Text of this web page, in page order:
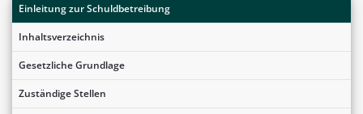
Einleitung zur Schuldbetreibung
Inhaltsverzeichnis
Gesetzliche Grundlage
Zuständige Stellen